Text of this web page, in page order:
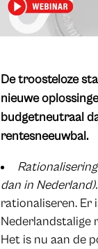
​De troosteloze
nieuwe
budgetneutraal
rentesneeuwbal.
dan in Nederland).
rationaliseren. Er
Nederlandstalige
Het is nu aan de